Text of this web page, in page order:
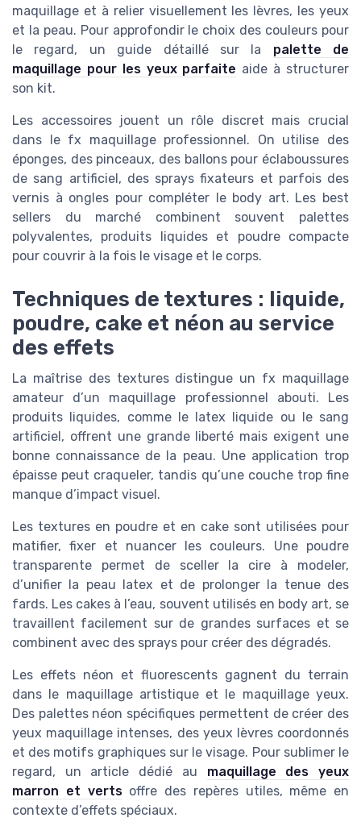
maquillage et à relier visuellement les lèvres, les yeux
et la peau. Pour approfondir le choix des couleurs pour
le regard, un guide détaillé sur la palette de
maquillage pour les yeux parfaite aide à structurer
son kit.
Les accessoires jouent un rôle discret mais crucial
dans le fx maquillage professionnel. On utilise des
éponges, des pinceaux, des ballons pour éclaboussures
de sang artificiel, des sprays fixateurs et parfois des
vernis à ongles pour compléter le body art. Les best
sellers du marché combinent souvent palettes
polyvalentes, produits liquides et poudre compacte
pour couvrir à la fois le visage et le corps.
Techniques de textures : liquide,
poudre, cake et néon au service
des effets
La maîtrise des textures distingue un fx maquillage
amateur d’un maquillage professionnel abouti. Les
produits liquides, comme le latex liquide ou le sang
artificiel, offrent une grande liberté mais exigent une
bonne connaissance de la peau. Une application trop
épaisse peut craqueler, tandis qu’une couche trop fine
manque d’impact visuel.
Les textures en poudre et en cake sont utilisées pour
matifier, fixer et nuancer les couleurs. Une poudre
transparente permet de sceller la cire à modeler,
d’unifier la peau latex et de prolonger la tenue des
fards. Les cakes à l’eau, souvent utilisés en body art, se
travaillent facilement sur de grandes surfaces et se
combinent avec des sprays pour créer des dégradés.
Les effets néon et fluorescents gagnent du terrain
dans le maquillage artistique et le maquillage yeux.
Des palettes néon spécifiques permettent de créer des
yeux maquillage intenses, des yeux lèvres coordonnés
et des motifs graphiques sur le visage. Pour sublimer le
regard, un article dédié au maquillage des yeux
marron et vertsoffre des repères utiles, même en
contexte d’effets spéciaux.